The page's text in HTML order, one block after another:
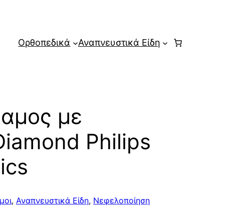
Ορθοπεδικά Αναπνευστικά Είδη
με
Philips
, Αναπνευστικά Είδη, Νεφελοποίηση